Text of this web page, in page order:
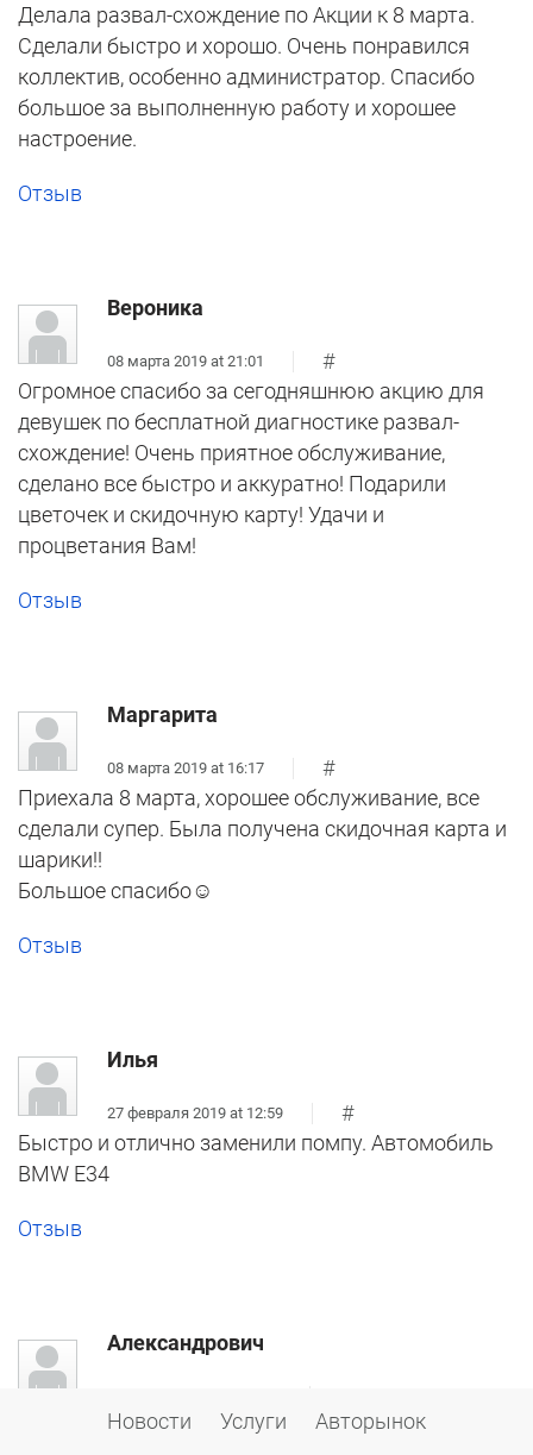
Делала развал-схождение по Акции к 8 марта.
Сделали быстро и хорошо. Очень понравился
коллектив, особенно администратор. Спасибо
большое за выполненную работу и хорошее
настроение.
Отзыв
Вероника
08 марта 2019 at 21:01
#
Огромное спасибо за сегодняшнюю акцию для
девушек по бесплатной диагностике развал-
схождение! Очень приятное обслуживание,
сделано все быстро и аккуратно! Подарили
цветочек и скидочную карту! Удачи и
процветания Вам!
Отзыв
Маргарита
08 марта 2019 at 16:17
#
Приехала 8 марта, хорошее обслуживание, все
сделали супер. Была получена скидочная карта и
шарики!!
Большое спасибо☺️
Отзыв
Илья
27 февраля 2019 at 12:59
#
Быстро и отлично заменили помпу. Автомобиль
BMW E34
Отзыв
Александрович
Очень большой отзыв, к сожалению
Новости Услуги Авторынок